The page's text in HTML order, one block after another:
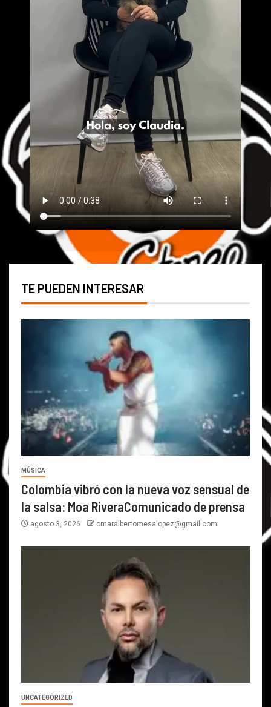
TE PUEDEN INTERESAR
MÚSICA
Colombia vibró con la nueva voz sensual de
la salsa: Moa RiveraComunicado de prensa
agosto 3, 2026 omaralbertomesalopez@gmail.com
UNCATEGORIZED